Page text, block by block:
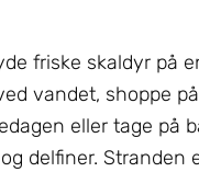
friske skaldyr på
vandet, shoppe
eller tage på
delfiner. Stranden